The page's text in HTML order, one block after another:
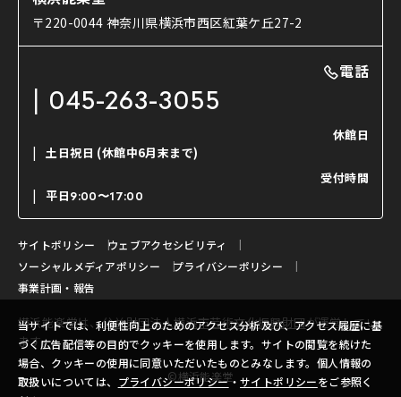
当サイトでは、利便性向上のためのアクセス分析及び、アクセス履歴に基
づく広告配信等の目的でクッキーを使用します。サイトの閲覧を続けた
場合、クッキーの使用に同意いただいたものとみなします。個人情報の
取扱いについては、 プライバシーポリシー・サイトポリシーをご参照く
利用料金表
使用する道具
能・狂言の曲目説明
日本の古典芸能
OTABISHO
チケット購入方法
ご寄附について
よくいただくご質問
お問い合わせ
〒220-0044 神奈川県横浜市西区紅葉ケ丘27-2
電話
045-263-3055
休館日
土日祝日 (休館中6月末まで)
受付時間
平日9:00〜17:00
サイトポリシー
ウェブアクセシビリティ
ソーシャルメディアポリシー
プライバシーポリシー
事業計画・報告
横浜能楽堂は、公益財団法人横浜市芸術文化振興財団が運営してい
ます。
©横浜能楽堂